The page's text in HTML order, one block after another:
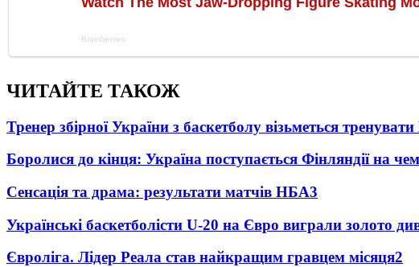
ЧИТАЙТЕ ТАКОЖ
Тренер збірної України з баскетболу візьметься
Боролися до кінця: Україна поступається Фінляндії на
Сенсація та драма: результати матчів НБА3
Українські баскетболісти U-20 на Євро виграли золото
Євроліга. Лідер Реала став найкращим гравцем місяця2